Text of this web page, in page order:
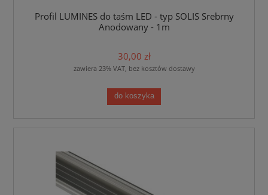
Profil LUMINES do taśm LED - typ SOLIS Srebrny
Anodowany - 1m
30,00 zł
zawiera 23% VAT, bez kosztów dostawy
do koszyka